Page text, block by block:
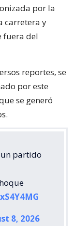
por la
carretera y
fuera del
reportes, se
por este
se generó
partido
8, 2026